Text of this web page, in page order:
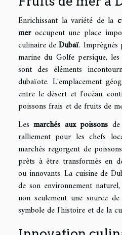
Enrichissant la variété de la
meroccupent une place
culinaire deDubaï.
marine du Golfe persique,
sont des éléments
dubaïote. L'emplacement
entre le désert et l'océan,
poissons frais et de fruits de
Lesmarchés aux poissons
ralliement pour les chefs
marchés regorgent de
prêts à être transformés en
ou innovants. La cuisine de
de son environnement
non seulement une source
symbole de l'histoire et de la